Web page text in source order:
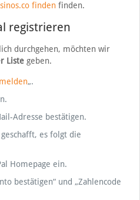
findenfinden.
registrieren
durchgehen, möchten wir
Listegeben.
„.
Adresse bestätigen.
es folgt die
Homepage ein.
bestätigen“ und „Zahlencode